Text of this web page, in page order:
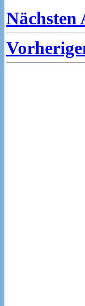
Nächsten